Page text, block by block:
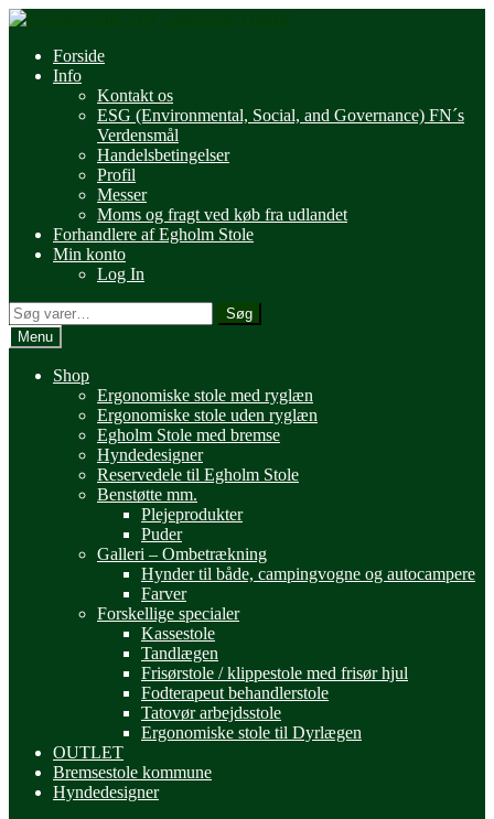
Spring
navigation
Spring
indholdForside
Info
Kontakt os
ESG (Environmental, Social, and Governance) FN´s
Verdensmål
Handelsbetingelser
Profil
Messer
Moms og fragt ved køb fra udlandet
Forhandlere af Egholm Stole
Min konto
Log In
Søg
efter:
Søg
Menu
Shop
Ergonomiske stole med ryglæn
Ergonomiske stole uden ryglæn
Egholm Stole med bremse
Hyndedesigner
Reservedele til Egholm Stole
Benstøtte mm.
Plejeprodukter
Puder
Galleri – Ombetrækning
Hynder til både, campingvogne og autocampere
Farver
Forskellige specialer
Kassestole
Tandlægen
Frisørstole / klippestole med frisør hjul
Fodterapeut behandlerstole
Tatovør arbejdsstole
Ergonomiske stole til Dyrlægen
OUTLET
Bremsestole kommune
Hyndedesigner